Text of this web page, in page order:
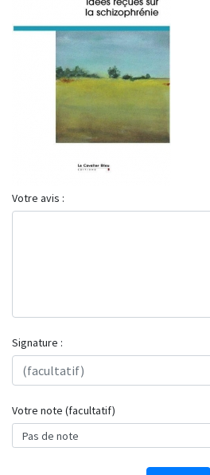
Votre avis :
Signature :
Votre note (facultatif)